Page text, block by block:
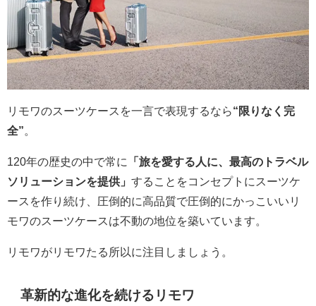
リモワのスーツケースを一言で表現するなら“限りなく完
全”
120年の歴史の中で常に
「旅を愛する人に、最高のトラベル
ソリューションを提供」 することをコンセプトにスーツケ
ースを作り続け、圧倒的に高品質で圧倒的にかっこいいリ
モワのスーツケースは不動の地位を築いています。
リモワがリモワたる所以に注目しましょう。
革新的な進化を続けるリモワ